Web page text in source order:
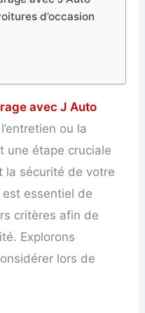
d’occasion
avec J Auto
ou la
une étape cruciale
la sécurité de votre
essentiel de
critères afin de
Explorons
lors de